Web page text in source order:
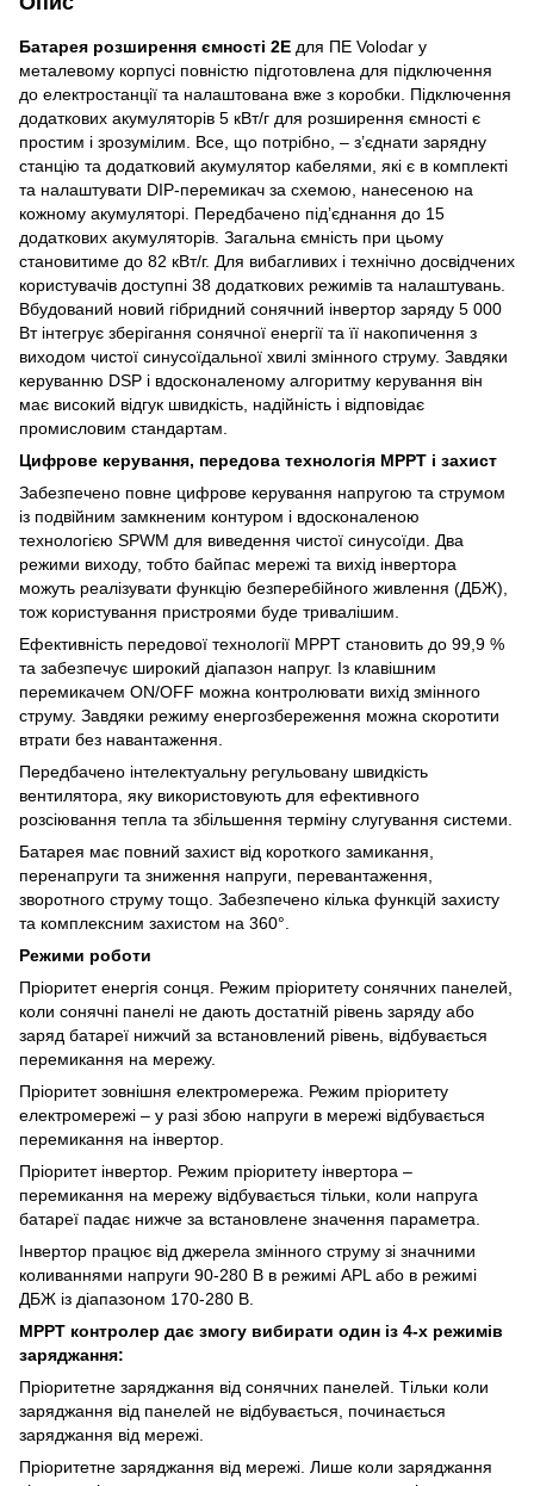
Батарея розширення ємності 2E для ПЕ Volodar у
металевому корпусі повністю підготовлена для підключення
до електростанції та налаштована вже з коробки. Підключення
додаткових акумуляторів 5 кВт/г для розширення ємності є
простим і зрозумілим. Все, що потрібно, – з’єднати зарядну
станцію та додатковий акумулятор кабелями, які є в комплекті
та налаштувати DIP-перемикач за схемою, нанесеною на
кожному акумуляторі. Передбачено під’єднання до 15
додаткових акумуляторів. Загальна ємність при цьому
становитиме до 82 кВт/г. Для вибагливих і технічно досвідчених
користувачів доступні 38 додаткових режимів та налаштувань.
Вбудований новий гібридний сонячний інвертор заряду 5 000
Вт інтегрує зберігання сонячної енергії та її накопичення з
виходом чистої синусоїдальної хвилі змінного струму. Завдяки
керуванню DSP і вдосконаленому алгоритму керування він
має високий відгук швидкість, надійність і відповідає
промисловим стандартам.
Цифрове керування, передова технологія MPPT і захист
Забезпечено повне цифрове керування напругою та струмом
із подвійним замкненим контуром і вдосконаленою
технологією SPWM для виведення чистої синусоїди. Два
режими виходу, тобто байпас мережі та вихід інвертора
можуть реалізувати функцію безперебійного живлення (ДБЖ),
тож користування пристроями буде тривалішим.
Ефективність передової технології MPPT становить до 99,9 %
та забезпечує широкий діапазон напруг. Із клавішним
перемикачем ON/OFF можна контролювати вихід змінного
струму. Завдяки режиму енергозбереження можна скоротити
втрати без навантаження.
Передбачено інтелектуальну регульовану швидкість
вентилятора, яку використовують для ефективного
розсіювання тепла та збільшення терміну слугування системи.
Батарея має повний захист від короткого замикання,
перенапруги та зниження напруги, перевантаження,
зворотного струму тощо. Забезпечено кілька функцій захисту
та комплексним захистом на 360°.
Режими роботи
Пріоритет енергія сонця. Режим пріоритету сонячних панелей,
коли сонячні панелі не дають достатній рівень заряду або
заряд батареї нижчий за встановлений рівень, відбувається
перемикання на мережу.
Пріоритет зовнішня електромережа. Режим пріоритету
електромережі – у разі збою напруги в мережі відбувається
перемикання на інвертор.
Пріоритет інвертор. Режим пріоритету інвертора –
перемикання на мережу відбувається тільки, коли напруга
батареї падає нижче за встановлене значення параметра.
Інвертор працює від джерела змінного струму зі значними
коливаннями напруги 90-280 В в режимі APL або в режимі
ДБЖ із діапазоном 170-280 В.
MPPT контролер дає змогу вибирати один із 4-х режимів
заряджання:
Пріоритетне заряджання від сонячних панелей. Тільки коли
заряджання від панелей не відбувається, починається
заряджання від мережі.
Пріоритетне заряджання від мережі. Лише коли заряджання